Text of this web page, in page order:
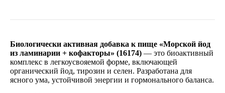
Биологически активная добавка к пище «Морской йод
из ламинарии + кофакторы» (16174) — это биоактивный
комплекс в легкоусвояемой форме, включающей
органический йод, тирозин и селен. Разработана для
ясного ума, устойчивой энергии и гормонального баланса.